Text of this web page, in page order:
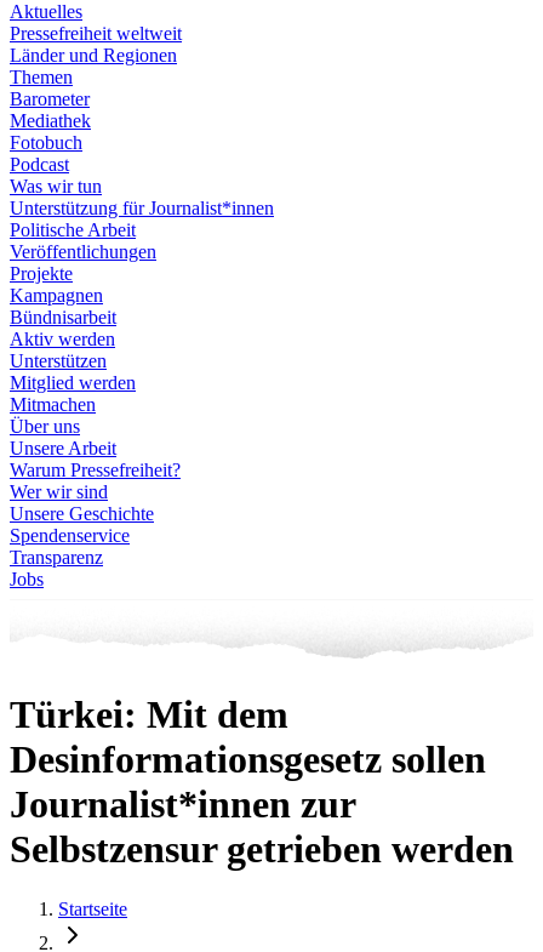
Aktuelles
Pressefreiheit weltweit
Länder und Regionen
Themen
Barometer
Mediathek
Fotobuch
Podcast
Was wir tun
Unterstützung für Journalist*innen
Politische Arbeit
Veröffentlichungen
Projekte
Kampagnen
Bündnisarbeit
Aktiv werden
Unterstützen
Mitglied werden
Mitmachen
Über uns
Unsere Arbeit
Warum Pressefreiheit?
Wer wir sind
Unsere Geschichte
Spendenservice
Transparenz
Jobs
Türkei: Mit dem
Desinformationsgesetz sollen
Journalist*innen zur
Selbstzensur getrieben werden
Startseite